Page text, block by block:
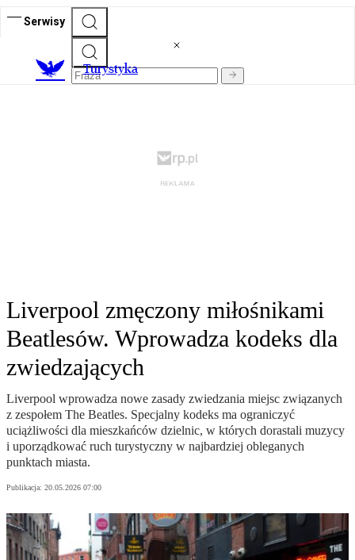
Serwisy
Turystyka
Liverpool zmęczony miłośnikami
Beatlesów. Wprowadza kodeks dla
zwiedzających
Liverpool wprowadza nowe zasady zwiedzania miejsc związanych
z zespołem The Beatles. Specjalny kodeks ma ograniczyć
uciążliwości dla mieszkańców dzielnic, w których dorastali muzycy
i uporządkować ruch turystyczny w najbardziej obleganych
punktach miasta.
Publikacja: 20.05.2026 07:00